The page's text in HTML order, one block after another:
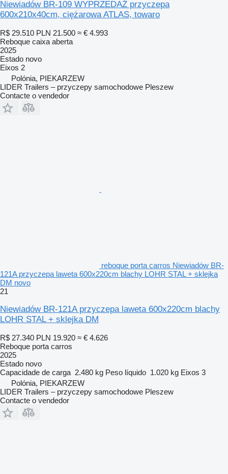
Niewiadów BR-109 WYPRZEDAŻ przyczepa
600x210x40cm, ciężarowa ATLAS, towaro
R$ 29.510 PLN 21.500 ≈ € 4.993
Reboque caixa aberta
2025
Estado novo
Eixos 2
Polónia, PIEKARZEW
LIDER Trailers – przyczepy samochodowe Pleszew
Contacte o vendedor
reboque porta carros Niewiadów BR-
121A przyczepa laweta 600x220cm blachy LOHR STAL + sklejka
DM novo
21
Niewiadów BR-121A przyczepa laweta 600x220cm blachy
LOHR STAL + sklejka DM
R$ 27.340 PLN 19.920 ≈ € 4.626
Reboque porta carros
2025
Estado novo
Capacidade de carga 2.480 kg Peso líquido 1.020 kg Eixos 3
Polónia, PIEKARZEW
LIDER Trailers – przyczepy samochodowe Pleszew
Contacte o vendedor